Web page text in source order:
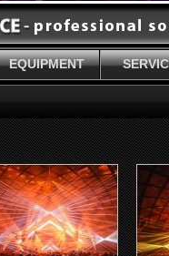
EQUIPMENT